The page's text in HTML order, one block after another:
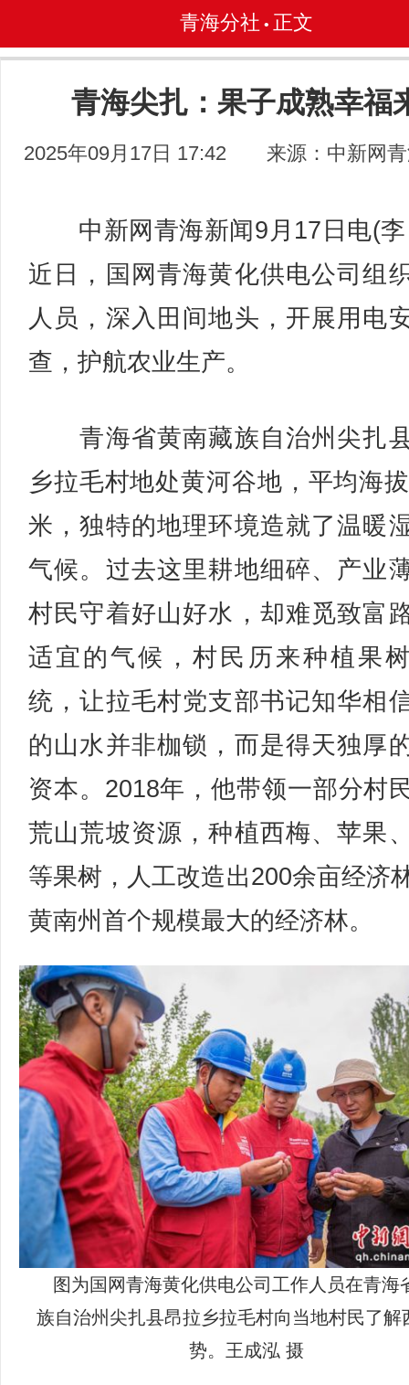
青海分社 • 正文
青海尖扎：果子成熟幸福
2025年09月17日 17:42 来源：中新网
中新网青海新闻9月17日电(李
近日，国网青海黄化供电公司组
人员，深入田间地头，开展用电
查，护航农业生产。
青海省黄南藏族自治州尖扎
乡拉毛村地处黄河谷地，平均海
米，独特的地理环境造就了温暖
气候。过去这里耕地细碎、产业
村民守着好山好水，却难觅致富
适宜的气候，村民历来种植果
统，让拉毛村党支部书记知华相
的山水并非枷锁，而是得天独厚
资本。2018年，他带领一部分村
荒山荒坡资源，种植西梅、苹果
等果树，人工改造出200余亩经济
黄南州首个规模最大的经济林。
图为国网青海黄化供电公司工作人员在青海
族自治州尖扎县昂拉乡拉毛村向当地村民了解
势。王成泓 摄